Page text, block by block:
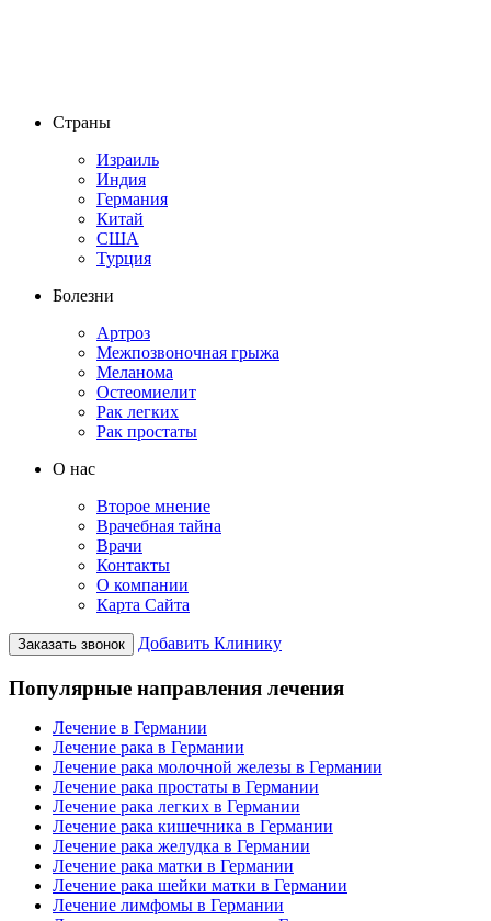
Страны
Израиль
Индия
Германия
Китай
США
Турция
Болезни
Артроз
Межпозвоночная грыжа
Меланома
Остеомиелит
Рак легких
Рак простаты
О нас
Второе мнение
Врачебная тайна
Врачи
Контакты
О компании
Карта Сайта
Заказать звонок Добавить Клинику
Популярные направления лечения
Лечение в Германии
Лечение рака в Германии
Лечение рака молочной железы в Германии
Лечение рака простаты в Германии
Лечение рака легких в Германии
Лечение рака кишечника в Германии
Лечение рака желудка в Германии
Лечение рака матки в Германии
Лечение рака шейки матки в Германии
Лечение лимфомы в Германии